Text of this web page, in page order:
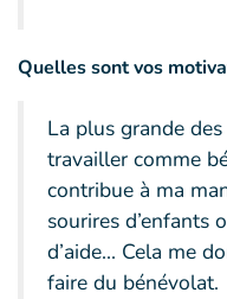
Quelles sont vos
La plus grande
travailler comme
contribue à ma
sourires d’enfants
d’aide... Cela me
faire du bénévolat.